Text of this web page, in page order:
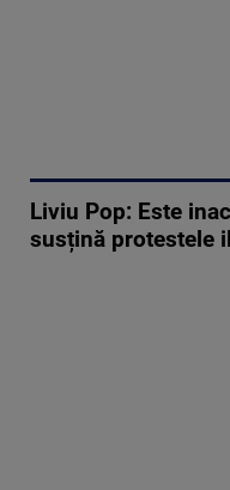
Liviu Pop: Este
susțină protestele